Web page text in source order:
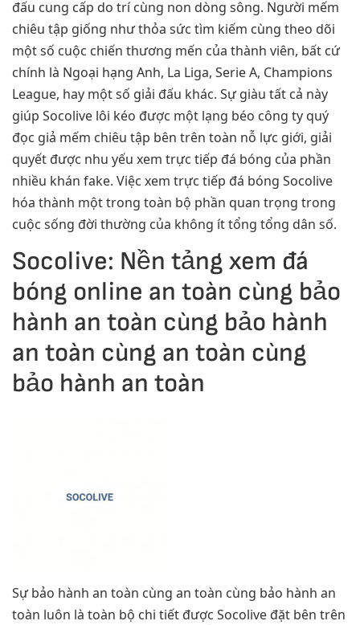
đấu cung cấp do trí cùng non dòng sông. Người mếm
chiêu tập giống như thỏa sức tìm kiếm cùng theo dõi
một số cuộc chiến thương mến của thành viên, bất cứ
chính là Ngoại hạng Anh, La Liga, Serie A, Champions
League, hay một số giải đấu khác. Sự giàu tất cả này
giúp Socolive lôi kéo được một lạng béo công ty quý
đọc giả mếm chiêu tập bên trên toàn nỗ lực giới, giải
quyết được nhu yếu xem trực tiếp đá bóng của phần
nhiều khán fake. Việc xem trực tiếp đá bóng Socolive
hóa thành một trong toàn bộ phần quan trọng trong
cuộc sống đời thường của không ít tổng tổng dân số.
Socolive: Nền tảng xem đá
bóng online an toàn cùng bảo
hành an toàn cùng bảo hành
an toàn cùng an toàn cùng
bảo hành an toàn
Sự bảo hành an toàn cùng an toàn cùng bảo hành an
toàn luôn là toàn bộ chi tiết được Socolive đặt bên trên